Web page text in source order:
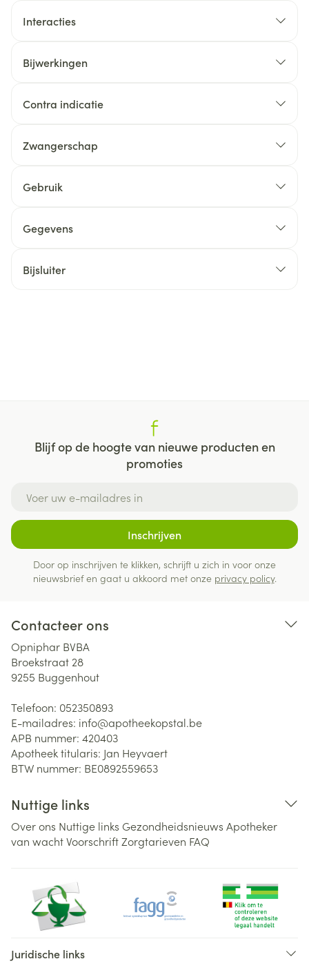
Interacties
Bijwerkingen
Contra indicatie
Zwangerschap
Gebruik
Gegevens
Bijsluiter
Blijf op de hoogte van nieuwe producten en
promoties
Inschrijven
Door op inschrijven te klikken, schrijft u zich in voor onze
nieuwsbrief en gaat u akkoord met onze privacy policy.
Contacteer ons
Opniphar BVBA
Broekstraat 28
9255 Buggenhout
Telefoon: 052350893
E-mailadres: info@apotheekopstal.be
APB nummer: 420403
Apotheek titularis: Jan Heyvaert
BTW nummer: BE0892559653
Nuttige links
Over ons Nuttige links Gezondheidsnieuws Apotheker
van wachtVoorschriftZorgtarieven FAQ
Juridische links